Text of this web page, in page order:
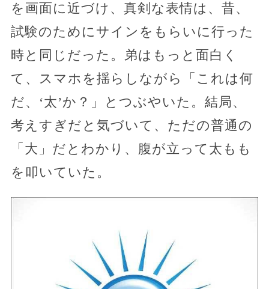
を画面に近づけ、真剣な表情は、昔、
試験のためにサインをもらいに行った
時と同じだった。弟はもっと面白く
て、スマホを揺らしながら「これは何
だ、‘太’か？」とつぶやいた。結局、
考えすぎだと気づいて、ただの普通の
「大」だとわかり、腹が立って太もも
を叩いていた。